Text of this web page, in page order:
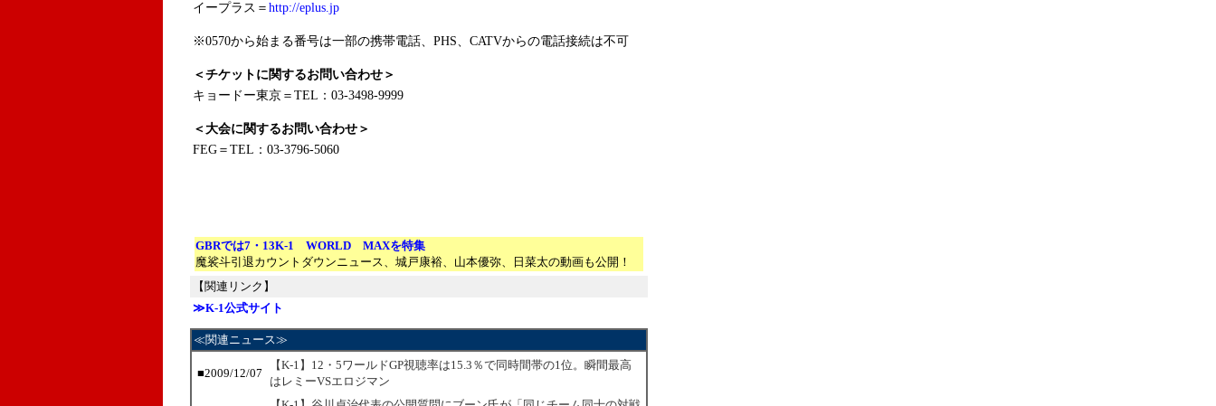
イープラス＝ http://eplus.jp
※0570から始まる番号は一部の携帯電話、PHS、CATVからの電話接続は不可
＜チケットに関するお問い合わせ＞
キョードー東京＝TEL：03-3498-9999
＜大会に関するお問い合わせ＞
FEG＝TEL：03-3796-5060
GBRでは7・13K-1 WORLD MAXを特集
魔裟斗引退カウントダウンニュース、城戸康裕、山本優弥、日菜太の動画も公開！
【関連リンク】
≫K-1公式サイト
≪関連ニュース≫
■2009/12/07
【K-1】12・5ワールドGP視聴率は15.3％で同時間帯の1位。瞬間最高
はレミーVSエロジマン